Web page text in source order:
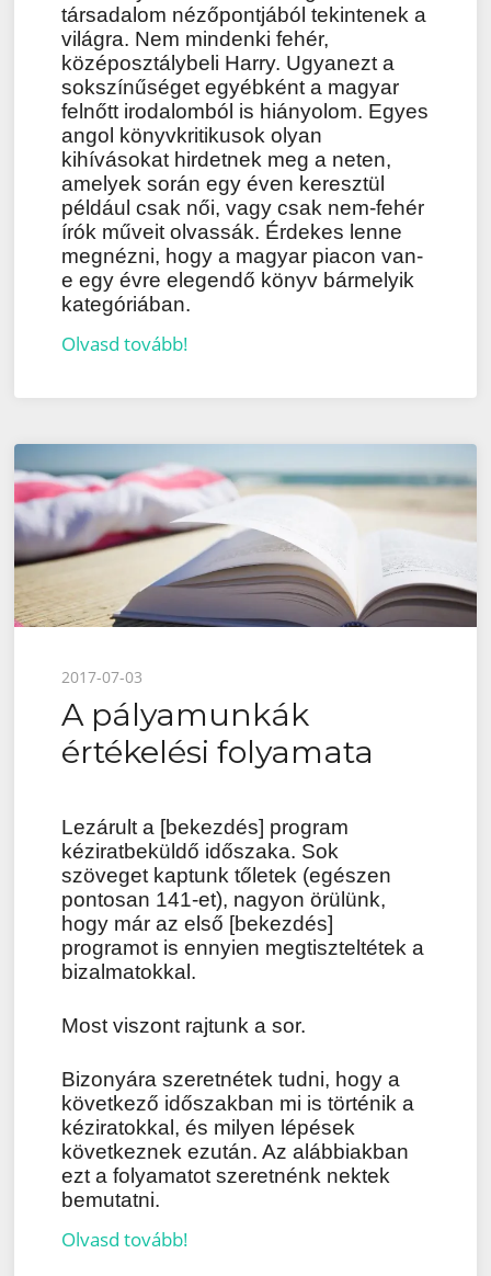
társadalom nézőpontjából tekintenek a
világra. Nem mindenki fehér,
középosztálybeli Harry. Ugyanezt a
sokszínűséget egyébként a magyar
felnőtt irodalomból is hiányolom. Egyes
angol könyvkritikusok olyan
kihívásokat hirdetnek meg a neten,
amelyek során egy éven keresztül
például csak női, vagy csak nem-fehér
írók műveit olvassák. Érdekes lenne
megnézni, hogy a magyar piacon van-
e egy évre elegendő könyv bármelyik
kategóriában.
Olvasd tovább!
Posted
on
2017-07-03
A pályamunkák
értékelési folyamata
Lezárult a [bekezdés] program
kéziratbeküldő időszaka. Sok
szöveget kaptunk tőletek (egészen
pontosan 141-et), nagyon örülünk,
hogy már az első [bekezdés]
programot is ennyien megtiszteltétek a
bizalmatokkal.
Most viszont rajtunk a sor.
Bizonyára szeretnétek tudni, hogy a
következő időszakban mi is történik a
kéziratokkal, és milyen lépések
következnek ezután. Az alábbiakban
ezt a folyamatot szeretnénk nektek
bemutatni.
Olvasd tovább!